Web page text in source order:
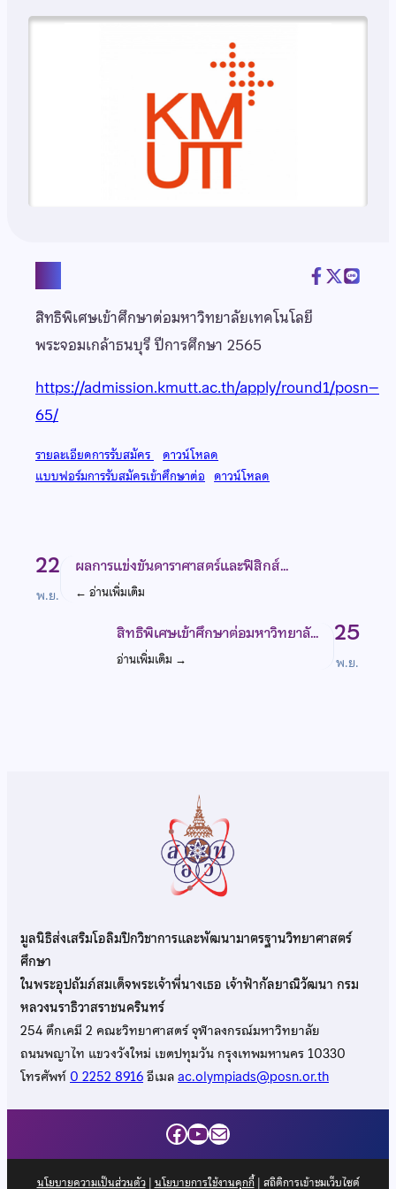
สิทธิพิเศษเข้าศึกษาต่อมหาวิทยาลัยเทคโนโลยี
พระจอมเกล้าธนบุรี ปีการศึกษา 2565
https://admission.kmutt.ac.th/apply/round1/posn–
65/
รายละเอียดการรับสมัคร
ดาวน์โหลด
แบบฟอร์มการรับสมัครเข้าศึกษาต่อ ดาวน์โหลด
22
พ.ย.
ผลการแข่งขันดาราศาสตร์และฟิสิกส์…
← อ่านเพิ่มเติม
25
พ.ย.
สิทธิพิเศษเข้าศึกษาต่อมหาวิทยาลั…
อ่านเพิ่มเติม →
มูลนิธิส่งเสริมโอลิมปิกวิชาการและพัฒนามาตรฐานวิทยาศาสตร์
ศึกษา
ในพระอุปถัมภ์สมเด็จพระเจ้าพี่นางเธอ เจ้าฟ้ากัลยาณิวัฒนา กรม
หลวงนราธิวาสราชนครินทร์
254 ตึกเคมี 2 คณะวิทยาศาสตร์ จุฬาลงกรณ์มหาวิทยาลัย
ถนนพญาไท แขวงวังใหม่ เขตปทุมวัน กรุงเทพมหานคร 10330
โทรศัพท์0 2252 8916อีเมลac.olympiads@posn.or.th
Facebook
YouTube
Mail
นโยบายความเป็นส่วนตัว| นโยบายการใช้งานคุกกี้| สถิติการเข้าชมเว็บไซต์